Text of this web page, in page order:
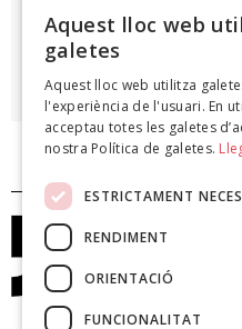
Làpida, 2022
Aquest lloc web
galetes
Aquest lloc web utilitza
l'experiència de l'usuari. En
acceptau totes les galetes
nostra Política de galetes.
ESTRICTAMENT
RENDIMENT
ORIENTACIÓ
FUNCIONALITAT